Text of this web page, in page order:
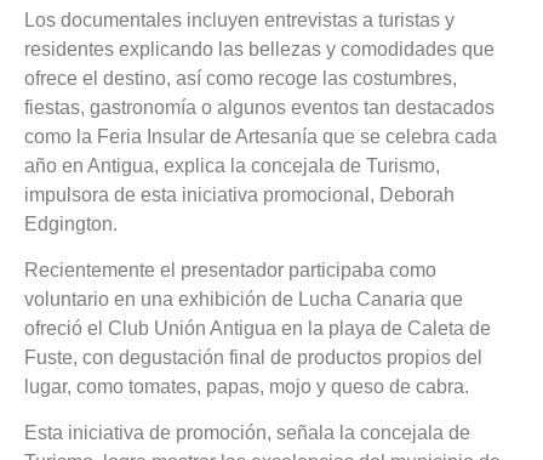
Los documentales incluyen entrevistas a turistas y
residentes explicando las bellezas y comodidades que
ofrece el destino, así como recoge las costumbres,
fiestas, gastronomía o algunos eventos tan destacados
como la Feria Insular de Artesanía que se celebra cada
año en Antigua, explica la concejala de Turismo,
impulsora de esta iniciativa promocional, Deborah
Edgington.
Recientemente el presentador participaba como
voluntario en una exhibición de Lucha Canaria que
ofreció el Club Unión Antigua en la playa de Caleta de
Fuste, con degustación final de productos propios del
lugar, como tomates, papas, mojo y queso de cabra.
Esta iniciativa de promoción, señala la concejala de